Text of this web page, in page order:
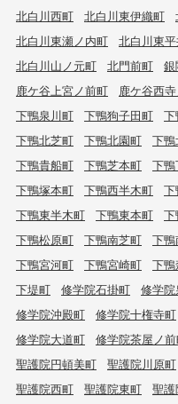
北白川西町
北白川東伊織町
北白川東瀬ノ内町
北白川東
北白川山ノ元町
北門前町 銀
鹿ケ谷上宮ノ前町
鹿ケ谷西
下鴨泉川町
下鴨狗子田町 下
下鴨北芝町
下鴨北園町 下
下鴨貴船町
下鴨芝本町 下
下鴨塚本町
下鴨西半木町 下
下鴨東半木町
下鴨東本町 下
下鴨松原町
下鴨南芝町 下
下鴨宮河町
下鴨宮崎町 下
下堤町
修学院石掛町 修学
修学院沖殿町
修学院十権寺町
修学院大道町
修学院茶屋ノ
聖護院円頓美町
聖護院川原町
聖護院西町
聖護院東町 聖